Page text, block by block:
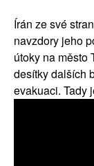
Írán ze své
navzdory jeho
útoky na město
desítky dalších
evakuaci. Tady